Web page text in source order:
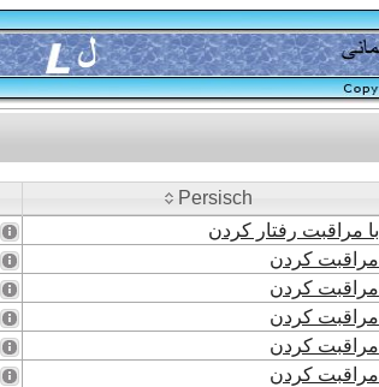
Persisch
Persischبا مراقبت رفتار کردن
مراقبت کردن
مراقبت کردن
مراقبت کردن
مراقبت کردن
مراقبت کردن